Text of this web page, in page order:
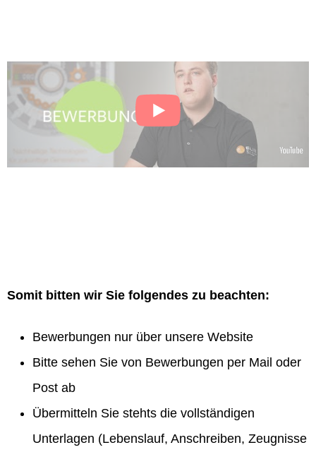
Somit bitten wir Sie folgendes zu beachten:
Bewerbungen nur über unsere Website
Bitte sehen Sie von Bewerbungen per Mail oder
Post ab
Übermitteln Sie stehts die vollständigen
Unterlagen (Lebenslauf, Anschreiben, Zeugnisse